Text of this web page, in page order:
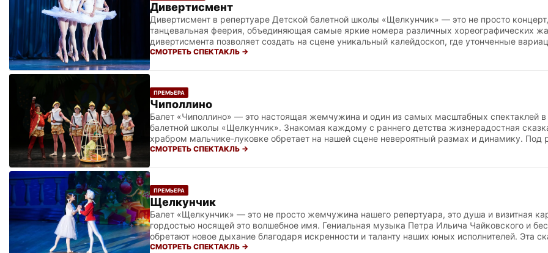
Дивертисмент
Дивертисмент в репертуаре Детской балетной школы «Щелкунчик» — это не просто
танцевальная феерия, объединяющая самые яркие номера различных хореографических
дивертисмента позволяет создать на сцене уникальный калейдоскоп, где утонченные
наследия стремительно сменяются темпераментными характерными танцами и
продемонстрировать свою артистическую многогранность и блестящее владение самыми
стилями.
СМОТРЕТЬ СПЕКТАКЛЬ →
ПРЕМЬЕРА
Чиполлино
Балет «Чиполлино» — это настоящая жемчужина и один из самых масштабных спектаклей в
балетной школы «Щелкунчик». Знакомая каждому с раннего детства жизнерадостная
храбром мальчике-луковке обретает на нашей сцене невероятный размах и динамику. Под
артистки РФ Натальи Чеховской эта постановка превратилась в грандиозный праздник
требующими от исполнителей идеальной синхронности, выносливости и академической
СМОТРЕТЬ СПЕКТАКЛЬ →
ПРЕМЬЕРА
Щелкунчик
Балет «Щелкунчик» — это не просто жемчужина нашего репертуара, это душа и визитная
гордостью носящей это волшебное имя. Гениальная музыка Петра Ильича Чайковского и
обретают новое дыхание благодаря искренности и таланту наших юных исполнителей. Эта
настоящем чуде становится для каждого ученика важнейшей ступенью в постижении
СМОТРЕТЬ СПЕКТАКЛЬ →